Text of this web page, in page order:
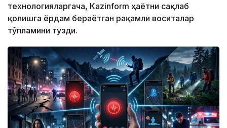
технологияларгача, Кazinform ҳаётни сақлаб
қолишга ёрдам бераётган рақамли воситалар
тўпламини тузди.